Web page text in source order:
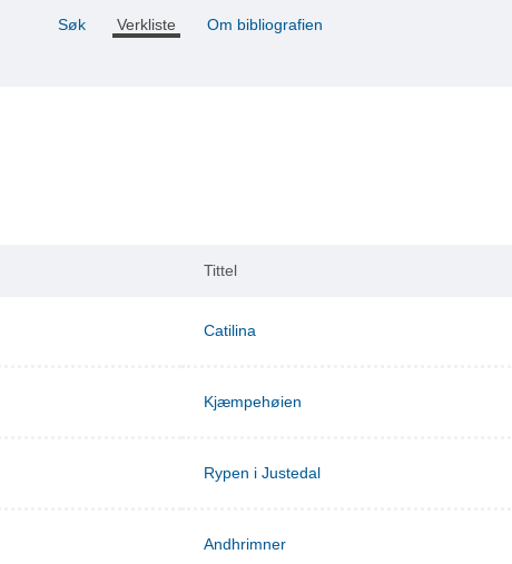
Søk Verkliste Om bibliografien
Tittel
Catilina
Kjæmpehøien
Rypen i Justedal
Andhrimner